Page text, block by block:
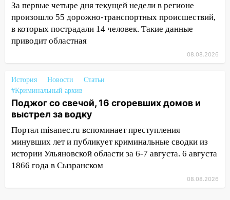
мероприятие, приуроченное к
празднованию Дня сотрудника органов
следствия Российской Федерации
на фестивале «ФормАРТ»
18:11 Ульяновская область стала
пилотным регионом проекта
«Культурное долголетие»
17:23 Прогноз погоды в Ульяновской
области на 8 августа
17:16 В реанимацию Ульяновской
областной больницы поступили шесть
За первые четыре дня текущей недели в регионе
произошло 55 дорожно-транспортных происшествий,
в которых пострадали 14 человек. Такие данные
приводит областная
08.08.2026
История Новости
Статьи
#Криминальный архив
Поджог со свечой, 16 сгоревших домов и
выстрел за водку
Портал misanec.ru вспоминает преступления
минувших лет и публикует криминальные сводки из
истории Ульяновской области за 6-7 августа. 6 августа
1866 года в Сызранском
08.08.2026